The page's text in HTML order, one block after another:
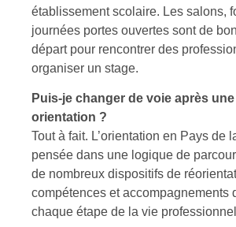
établissement scolaire. Les salons,
journées portes ouvertes sont de
départ pour rencontrer des
organiser un stage.
Puis-je changer de voie après
orientation ?
Tout à fait. L’orientation en Pays de
pensée dans une logique de
de nombreux dispositifs de
compétences et accompagnements
chaque étape de la vie